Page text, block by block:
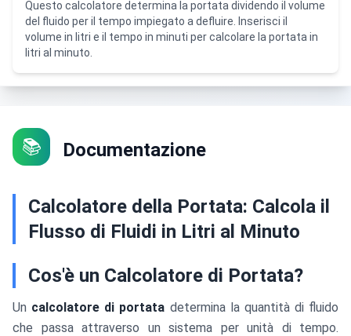
Questo calcolatore determina la portata dividendo il volume
del fluido per il tempo impiegato a defluire. Inserisci il
volume in litri e il tempo in minuti per calcolare la portata in
litri al minuto.
📚 Documentazione
Calcolatore della Portata: Calcola il
Flusso di Fluidi in Litri al Minuto
Cos'è un Calcolatore di Portata?
Un calcolatore di portata determina la quantità di fluido
che passa attraverso un sistema per unità di tempo.